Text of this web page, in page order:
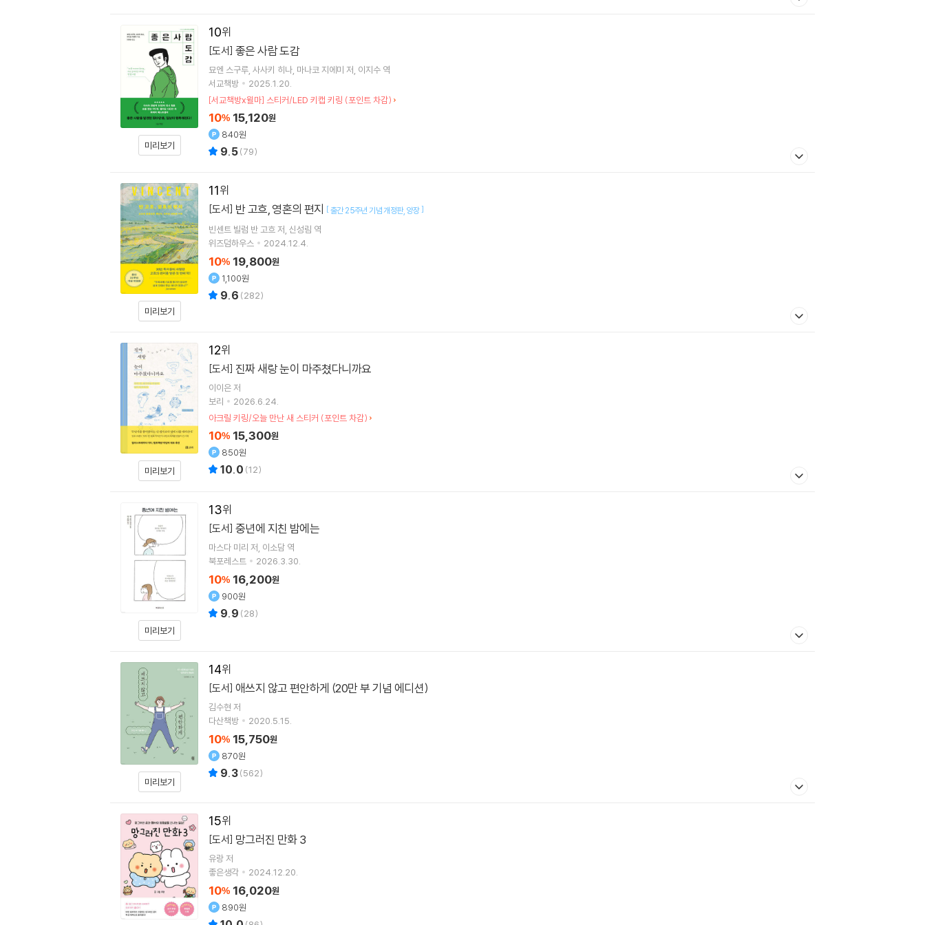
10
미리보기
[도서] 좋은 사람 도감
묘엔 스구루 사사키 히나 마나코 지에미 저 이지수 역
서교책방
2025.1.20.
[서교책방x윌마] 스티커/LED 키캡 키링 (포인트 차감)
10% 15,120원
840원
9.5(79)
11
미리보기
[도서] 반 고흐, 영혼의 편지 [출간 25주년 기념 개정판 양장]
빈센트 빌럼 반 고흐 저 신성림 역
위즈덤하우스
2024.12.4.
10% 19,800원
1,100원
9.6 (282)
12
미리보기
[도서] 진짜 새랑 눈이 마주쳤다니까요
이이은저
보리
2026.6.24.
아크릴 키링/오늘 만난 새 스티커 (포인트 차감)
10% 15,300원
850원
10.0 (12)
13
미리보기
[도서] 중년에 지친 밤에는
마스다 미리 저 이소담 역
북포레스트
2026.3.30.
10% 16,200원
900원
9.9 (28)
14
미리보기
[도서] 애쓰지 않고 편안하게 (20만 부 기념 에디션)
김수현 저
다산책방
2020.5.15.
10% 15,750원
870원
9.3(562)
15
[도서] 망그러진 만화 3
유랑저
좋은생각
2024.12.20.
10% 16,020원
890원